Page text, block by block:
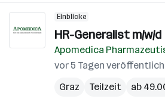
Einblicke
HR-Generalist m/w/d
Apomedica
vor 5 Tagen
Graz
Teilzeit ab